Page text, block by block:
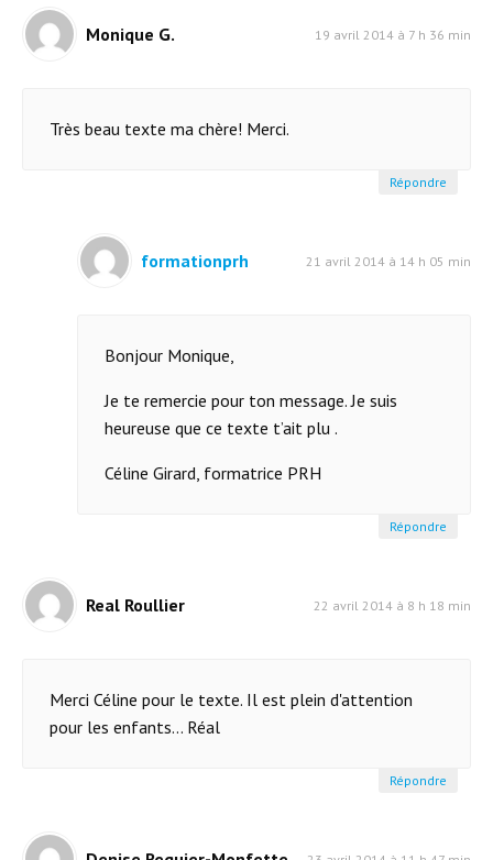
Monique G. 19 avril 2014 à 7 h 36 min
Très beau texte ma chère! Merci.
Répondre
formationprh 21 avril 2014 à 14 h 05 min
Bonjour Monique,
Je te remercie pour ton message. Je suis
heureuse que ce texte t’ait plu .
Céline Girard, formatrice PRH
Répondre
Real Roullier 22 avril 2014 à 8 h 18 min
Merci Céline pour le texte. Il est plein d'attention
pour les enfants... Réal
Répondre